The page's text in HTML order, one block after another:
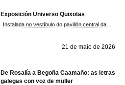
Exposición Universo Quixotas
21 de maio de 2026
De Rosalía a Begoña Caamaño: as letras
galegas con voz de muller